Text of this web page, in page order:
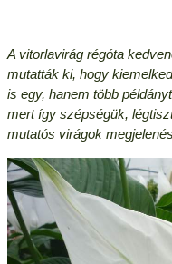
A vitorlavirág régóta
mutatták ki, hogy
is egy, hanem több
mert így szépségük,
mutatós virágok